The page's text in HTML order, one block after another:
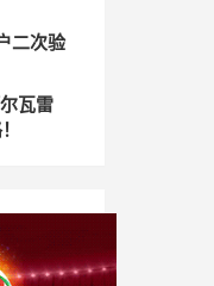
二次验
瓦雷